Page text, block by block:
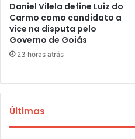
Daniel Vilela define Luiz do
Carmo como candidato a
vice na disputa pelo
Governo de Goiás
23 horas atrás
Últimas